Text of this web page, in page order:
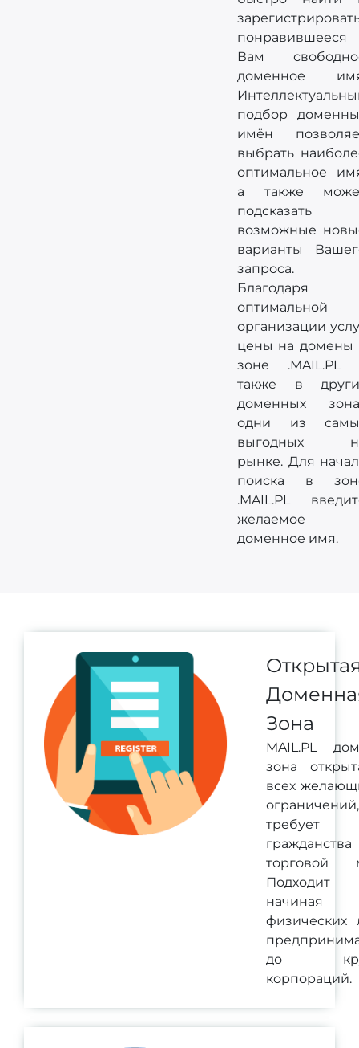
понравившееся
Вам
доменное
подбор
имён
выбрать
оптимальное
а также
подсказать
возможные
варианты
запроса.
Благодаря
оптимальной
организации
цены на домены
зоне .MAIL.PL
также в
доменных
одни из
выгодных
рынке. Для
поиска в
.MAIL.PL
желаемое
доменное имя.
Зона
MAIL.PL
зона
всех
требует
торговой
Подходит
до
корпораций.